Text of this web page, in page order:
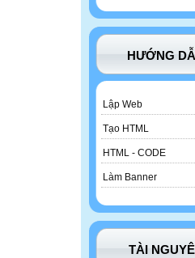
HƯỚNG
Lập Web
Tạo HTML
HTML - CODE
Làm Banner
TÀI